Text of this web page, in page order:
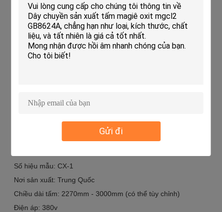
Gửi đi
xuất
Nạp nguyên liệu
Tự động
Bảo hành
12 tháng
Điện áp
380V, 50HZ, 3 Pha
Tuổi thọ hữu ích
Ứng dụng:
Máy Tạo Hình Tấm Tường
Số hiệu mẫu: CX-1
Nơi sản xuất: Trung Quốc
Chiều dài tấm: 2270mm - 3000mm (có thể tùy chỉnh)
Điện áp: 380v